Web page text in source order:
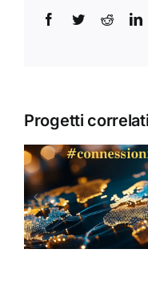
Facebook
TwitterReddit
Progetti correlati
nella